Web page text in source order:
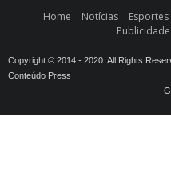
Home Notícias Esportes
Publicidade
Copyright © 2014 - 2020. All Rights
Conteúdo Press